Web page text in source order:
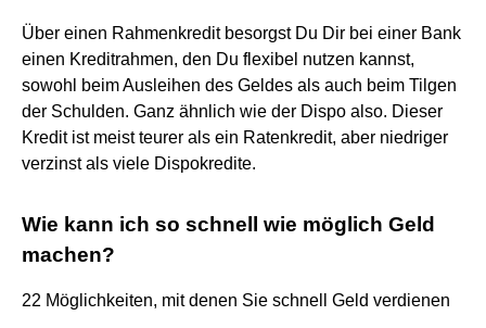
Über einen Rahmenkredit besorgst Du Dir bei einer Bank
einen Kreditrahmen, den Du flexibel nutzen kannst,
sowohl beim Ausleihen des Geldes als auch beim Tilgen
der Schulden. Ganz ähnlich wie der Dispo also. Dieser
Kredit ist meist teurer als ein Ratenkredit, aber niedriger
verzinst als viele Dispokredite.
Wie kann ich so schnell wie möglich Geld
machen?
22 Möglichkeiten, mit denen Sie schnell Geld verdienen